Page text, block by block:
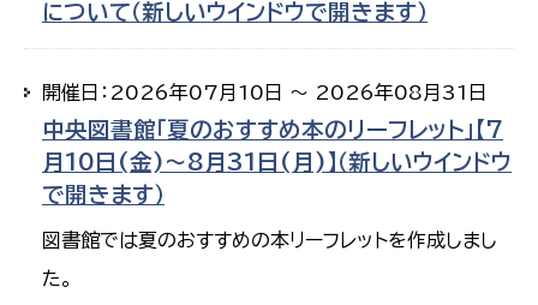
について（新しいウインドウで開きます）
開催日：2026年07月10日 ～ 2026年08月31日
中央図書館「夏のおすすめ本のリーフレット」【7
月10日(金)～8月31日(月)】（新しいウインドウ
で開きます）
図書館では夏のおすすめの本リーフレットを作成しまし
た。